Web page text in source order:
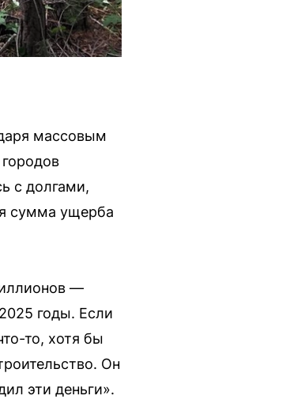
массовым
с долгами,
сумма ущерба
—
годы. Если
то, хотя бы
Он
эти деньги».